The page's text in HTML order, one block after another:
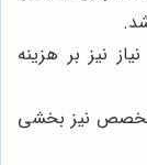
نیز بر هزینه
نیز بخشی